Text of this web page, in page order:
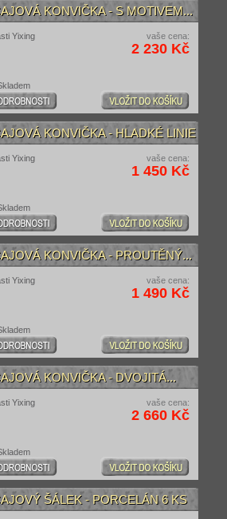
KONVIČKA - S MOTIVEM...
Yixing vaše cena:
2 230 Kč
KONVIČKA - HLADKÉ LINIE
Yixing vaše cena:
1 450 Kč
KONVIČKA - PROUTĚNÝ...
Yixing vaše cena:
1 490 Kč
KONVIČKA - DVOJITÁ...
Yixing vaše cena:
2 660 Kč
ŠÁLEK - PORCELÁN 6 KS